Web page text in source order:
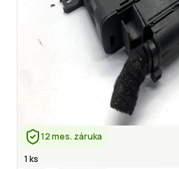
12 mes. záruka
1 ks